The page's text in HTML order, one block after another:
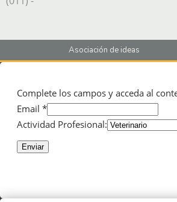
Asociación de ideas
Complete los campos y acceda al
Email *
Actividad Profesional:
Enviar